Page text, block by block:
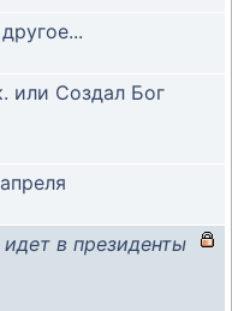
или Создал Бог
в президенты